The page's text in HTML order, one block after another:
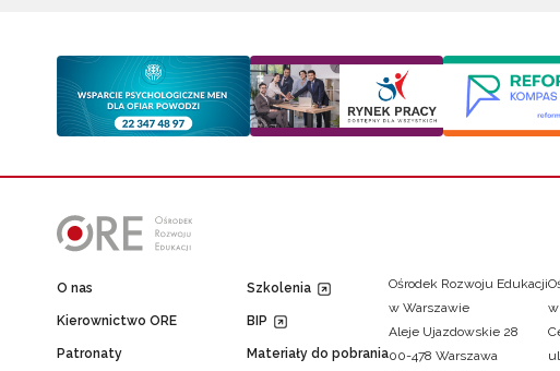
O nas
Kierownictwo ORE
Patronaty
Szkolenia
BIP
Materiały do pobrania
Ośrodek Rozwoju Edukacji
w Warszawie
Aleje Ujazdowskie 28
00-478 Warszawa